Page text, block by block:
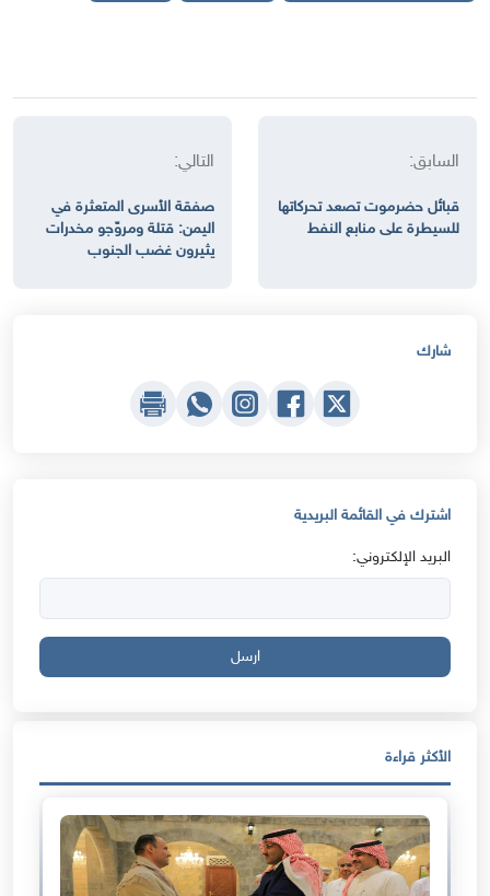
السابق:
قبائل حضرموت تصعد تحركاتها
للسيطرة على منابع النفط
التالي:
صفقة الأسرى المتعثرة في
اليمن: قتلة ومروّجو مخدرات
يثيرون غضب الجنوب
شارك
اشترك في القائمة البريدية
البريد الإلكتروني:
ارسل
الأكثر قراءة